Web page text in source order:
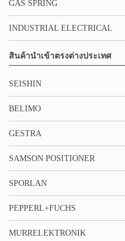
GAS SPRING
INDUSTRIAL ELECTRICAL
สินค้านำเข้าตรงต่างประเทศ
SEISHIN
BELIMO
GESTRA
SAMSON POSITIONER
SPORLAN
PEPPERL+FUCHS
MURRELEKTRONIK